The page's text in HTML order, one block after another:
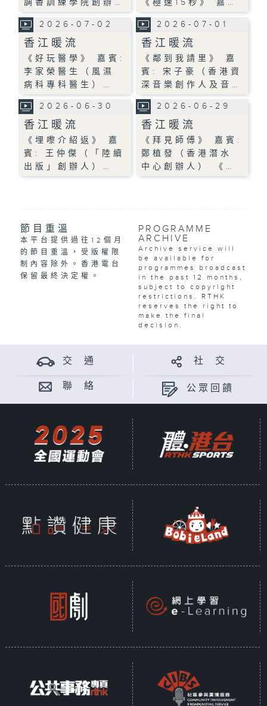
調香訓練學院創辦… 《極速15秒》 嘉…
2026-07-02
香江暖流
《好玩醫學》 嘉賓:
李家榮醫生（風濕
病科專科醫生）…
2026-07-01
香江暖流
《鄰到我請里》 嘉
賓: 宋子豪（香港資
深音樂創作人及音…
2026-06-30
香江暖流
《埋嚟介紹返》 嘉
賓: 王仲傑（「陸續
出版」創辦人）…
2026-06-29
香江暖流
《拜見師傅》 嘉賓:
鄭植發（香港潛水
中心創辦人） 《…
節目重溫
本平台提供過往12個月
的節目重溫，受版權限
制內容除外。香港電台
保留最終決定權。
PROGRAMME
ARCHIVE
Archive service will
be available for
programmes broadcast
in the past 12 months,
subject to copyright
restrictions. RTHK
reserves the right to
make the final
decision.
交 通 社 交
聯 絡 公眾回饋